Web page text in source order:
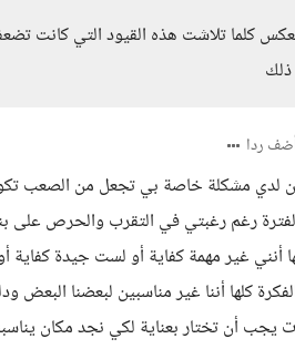
كلما تلاشت هذه القيود التي كانت
ردا
لدي مشكلة خاصة بي تجعل من الصعب
رغم رغبتي في التقرب والحرص على
أنني غير مهمة كفاية أو لست جيدة كفاية
كلها أننا غير مناسبين لبعضنا البعض
يجب أن تختار بعناية لكي نجد مكان